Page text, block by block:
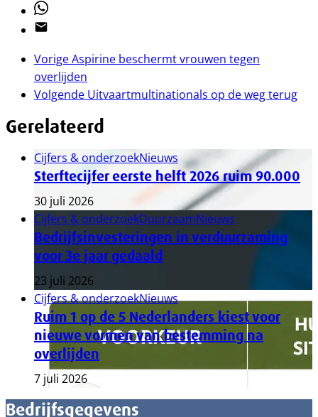
Whatsapp
Email
VorigeAspirine beschermt vrouwen tegen
overlijden
Volgende Uitvaartmultinationals op de weg terug
Gerelateerd
Cijfers & onderzoekNieuws
Sterftecijfer eerste helft 2026 ruim 90.000
30 juli 2026
Cijfers & onderzoekDuurzaamNieuws
Bedrijfsinvesteringen in verduurzaming
voor 3e jaar gedaald
23 juli 2026
Cijfers & onderzoekNieuws
Ruim 1 op de 5 Nederlanders kiest voor
nieuwe vormen van bestemming na
overlijden
7 juli 2026
Bedrijfsgegevens